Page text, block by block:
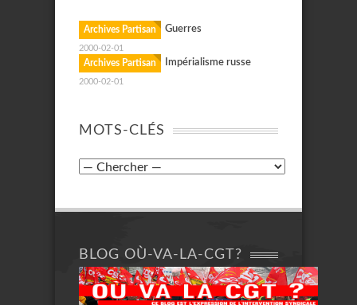
Archives Partisan Guerres
2000-02-01
Archives Partisan Impérialisme russe
2000-02-01
MOTS-CLÉS
BLOG OÙ-VA-LA-CGT?